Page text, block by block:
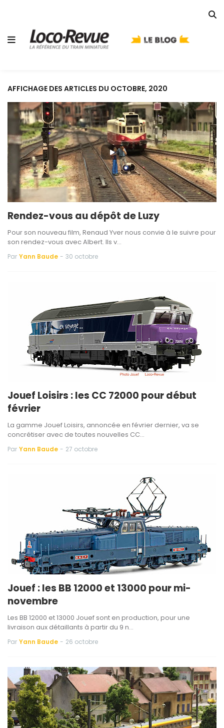
AFFICHAGE DES ARTICLES DU OCTOBRE, 2020
Rendez-vous au dépôt de Luzy
Pour son nouveau film, Renaud Yver nous convie à le suivre pour
son rendez-vous avec Albert. Ils v…
Par Yann Baude - 30 octobre
Jouef Loisirs : les CC 72000 pour début
février
La gamme Jouef Loisirs, annoncée en février dernier, va se
concrétiser avec de toutes nouvelles CC…
Par Yann Baude - 27 octobre
Jouef : les BB 12000 et 13000 pour mi-
novembre
Les BB 12000 et 13000 Jouef sont en production, pour une
livraison aux détaillants à partir du 9 n…
Par Yann Baude - 26 octobre